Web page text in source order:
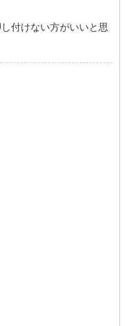
付けない方がいいと思